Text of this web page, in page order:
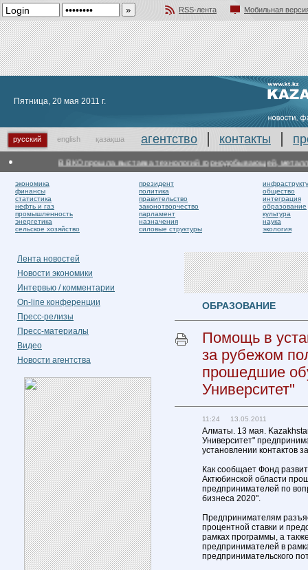
RSS-лента
Мобильная
Пятница, 20 мая 2011 г.
русский english қазақша агентство контакты
В ВКО прошла выставка технологий горнодобывающей,
экономика
финансы
статистика
нефть и газ
промышленность
энергетика
сельское хозяйство
президент
политика
правительство
законотворчество
парламент
назначения
силовые структуры
общество
интеграция
образование
культура
наука
экология
Лента новостей
Новости экономики
Интервью / комментарии
On-line конференции
Пресс-релизы
Пресс-материалы
Видео
Новости агентства
ОБРАЗОВАНИЕ
Помощь в
за рубежом
прошедшие
Университет"
11:24 13.05.2011
Алматы. 13 мая.
Университет"
установлении контактов
Как сообщает Фонд
Актюбинской области
предпринимателей по
бизнеса 2020".
Предпринимателям
процентной ставки и
рамках программы, а
предпринимателей в
предпринимательского